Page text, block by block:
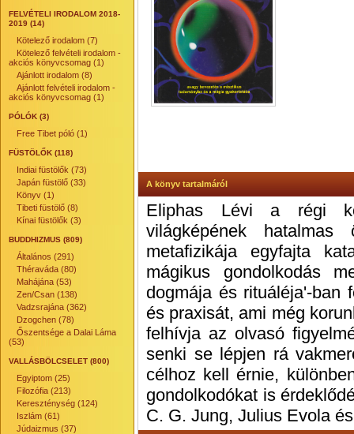
FELVÉTELI IRODALOM 2018-
2019 (14)
Kötelező irodalom (7)
Kötelező felvételi irodalom -
akciós könyvcsomag (1)
Ajánlott irodalom (8)
Ajánlott felvételi irodalom -
akciós könyvcsomag (1)
PÓLÓK (3)
Free Tibet póló (1)
FÜSTÖLŐK (118)
Indiai füstölők (73)
Japán füstölő (33)
Könyv (1)
Tibeti füstölő (8)
Kínai füstölők (3)
BUDDHIZMUS (809)
Általános (291)
Théraváda (80)
Mahájána (53)
Zen/Csan (138)
Vadzsrajána (362)
Dzogchen (78)
Őszentsége a Dalai Láma
(53)
VALLÁSBÖLCSELET (800)
Egyiptom (25)
Filozófia (213)
Kereszténység (124)
Iszlám (61)
Júdaizmus (37)
A könyv tartalmáról
Eliphas Lévi a régi
világképének
metafizikája egyfajta
mágikus gondolkodás
dogmája és rituáléja'-ban
és praxisát, ami még
felhívja az olvasó
senki se lépjen rá
célhoz kell érnie,
gondolkodókat is
C. G. Jung, Julius Evola